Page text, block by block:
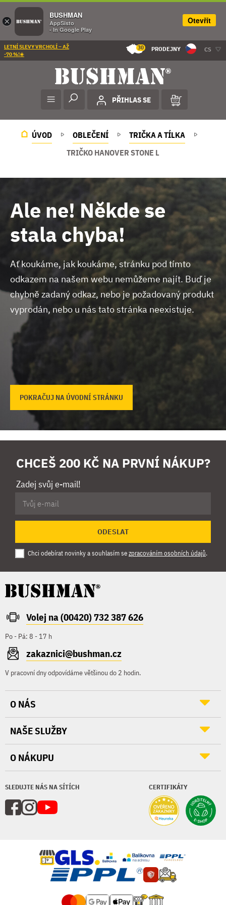
LETNÍ SLEVY VRCHOLÍ – AŽ
-70 %!☀️
30 PRODEJNY CS
PŘIHLAS SE
ÚVOD OBLEČENÍ
TRIČKA A TÍLKA
TRIČKO HANOVER STONE L
Ale ne! Někde se
stala chyba!
Ať koukáme, jak koukáme, stránku pod tímto
odkazem na našem webu nemůžeme najít. Buď je
chybně zadaný odkaz, nebo je požadovaný produkt
vyprodán, nebo u nás tato stránka neexistuje.
POKRAČUJ NA ÚVODNÍ STRÁNKU
CHCEŠ 200 KČ NA PRVNÍ NÁKUP?
Zadej svůj e-mail!
ODESLAT
Chci odebírat novinky a souhlasím sezpracováním osobních údajů.
Volej na (00420) 732 387 626
Po - Pá: 8 - 17 h
zakaznici@bushman.cz
V pracovní dny odpovídáme většinou do 2 hodin.
SLEDUJTE NÁS NA SÍTÍCH CERTIFIKÁTY
O NÁS
NAŠE SLUŽBY
O NÁKUPU
×
BUSHMAN
AppSisto
- In Google Play
Otevřít